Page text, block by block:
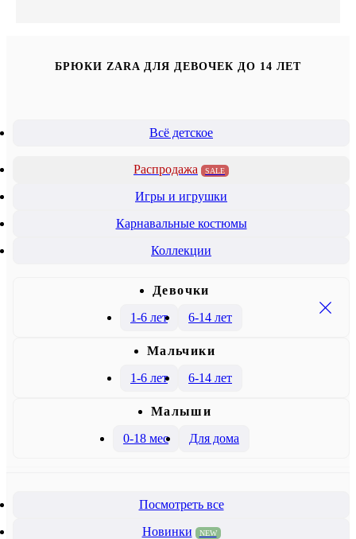
БРЮКИ ZARA ДЛЯ ДЕВОЧЕК ДО 14 ЛЕТ
Всё детское
Распродажа SALE
Игры и игрушки
Карнавальные костюмы
Коллекции
Девочки
1-6 лет
6-14 лет
Mальчики
1-6 лет
6-14 лет
Малыши
0-18 мес
Для дома
Посмотреть все
Новинки
NEW